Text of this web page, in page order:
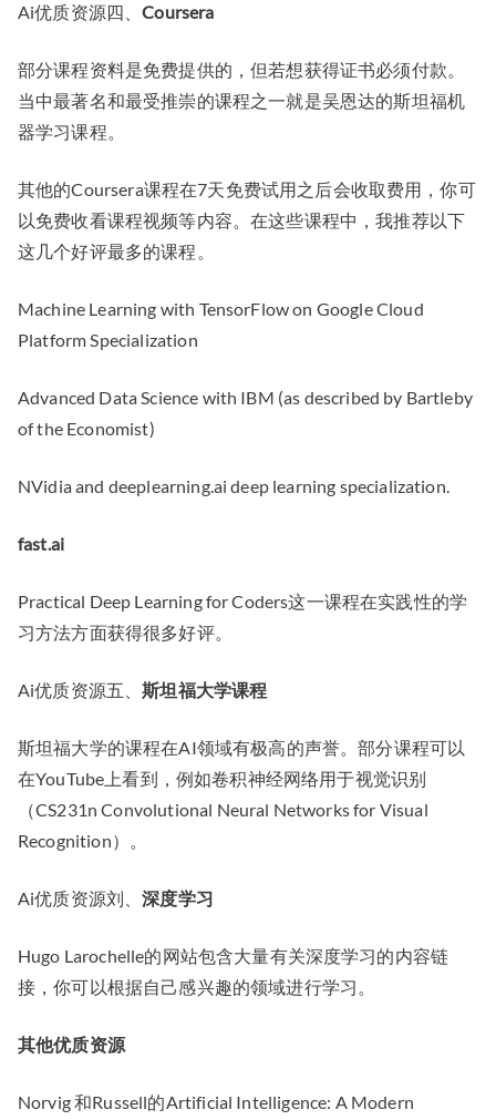
Ai优质资源四、Coursera
部分课程资料是免费提供的，但若想获得证书必须付款。
当中最著名和最受推崇的课程之一就是吴恩达的斯坦福机
器学习课程。
其他的Coursera课程在7天免费试用之后会收取费用，你可
以免费收看课程视频等内容。在这些课程中，我推荐以下
这几个好评最多的课程。
Machine Learning with TensorFlow on Google Cloud
Platform Specialization
Advanced Data Science with IBM (as described by Bartleby
of the Economist)
NVidia and deeplearning.ai deep learning specialization.
fast.ai
Practical Deep Learning for Coders这一课程在实践性的学
习方法方面获得很多好评。
Ai优质资源五、斯坦福大学课程
斯坦福大学的课程在AI领域有极高的声誉。部分课程可以
在YouTube上看到，例如卷积神经网络用于视觉识别
（CS231n Convolutional Neural Networks for Visual
Recognition）。
Ai优质资源刘、深度学习
Hugo Larochelle的网站包含大量有关深度学习的内容链
接，你可以根据自己感兴趣的领域进行学习。
其他优质资源
Norvig 和Russell的Artificial Intelligence: A Modern